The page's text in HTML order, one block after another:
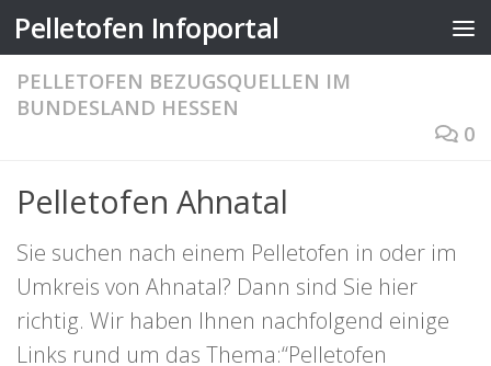
Zum Inhalt springen
Pelletofen Infoportal
PELLETOFEN BEZUGSQUELLEN IM
BUNDESLAND HESSEN
0
Pelletofen Ahnatal
Sie suchen nach einem Pelletofen in oder im
Umkreis von Ahnatal? Dann sind Sie hier
richtig. Wir haben Ihnen nachfolgend einige
Links rund um das Thema:“Pelletofen